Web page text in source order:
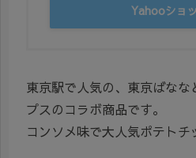
Yahooショ
東京駅で人気の、東京ばなな
プスのコラボ商品です。
コンソメ味で大人気ポテトチ